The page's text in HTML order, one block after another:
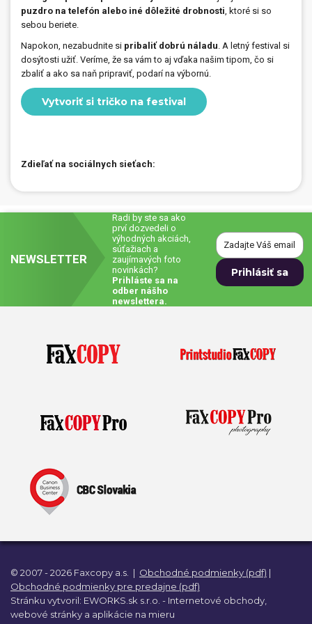
puzdro na telefón alebo iné dôležité drobnosti , ktoré si so
sebou beriete.
Napokon, nezabudnite si pribaliť dobrú náladu . A letný festival si
dosýtosti užiť. Veríme, že sa vám to aj vďaka našim tipom, čo si
zbaliť a ako sa naň pripraviť, podarí na výbornú.
Vytvoriť si tričko na festival
Zdieľať na sociálnych sieťach:
NEWSLETTER
Radi by ste sa ako
prví dozvedeli o
výhodných akciách,
súťažiach a
zaujímavých foto
novinkách?
Prihláste sa na
odber nášho
newslettera.
© 2007 - 2026 Faxcopy a.s. | Obchodné podmienky (pdf) |
Obchodné podmienky pre predajne (pdf)
Stránku vytvoril: EWORKS.sk s.r.o. - Internetové obchody,
webové stránky a aplikácie na mieru